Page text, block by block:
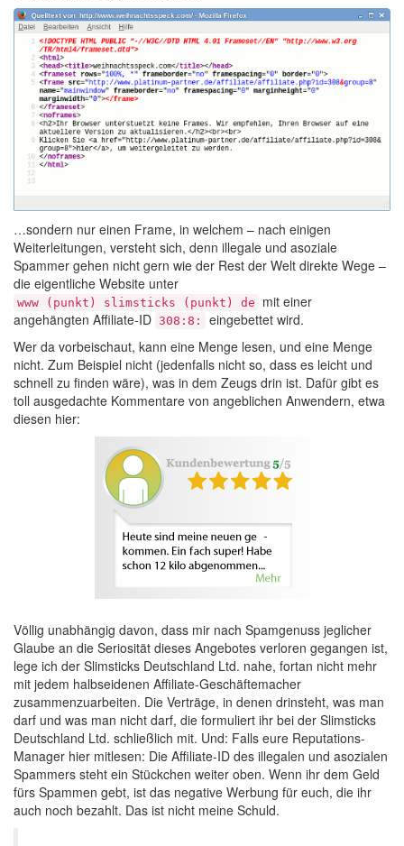
…sondern nur einen Frame, in welchem – nach einigen
Weiterleitungen, versteht sich, denn illegale und asoziale
Spammer gehen nicht gern wie der Rest der Welt direkte Wege –
die eigentliche Website unter
www (punkt) slimsticks (punkt) de
mit einer
angehängten Affiliate-ID 308:8:
eingebettet wird.
Wer da vorbeischaut, kann eine Menge lesen, und eine Menge
nicht. Zum Beispiel nicht (jedenfalls nicht so, dass es leicht und
schnell zu finden wäre), was in dem Zeugs drin ist. Dafür gibt es
toll ausgedachte Kommentare von angeblichen Anwendern, etwa
diesen hier:
Völlig unabhängig davon, dass mir nach Spamgenuss jeglicher
Glaube an die Seriosität dieses Angebotes verloren gegangen ist,
lege ich der Slimsticks Deutschland Ltd. nahe, fortan nicht mehr
mit jedem halbseidenen Affiliate-Geschäftemacher
zusammenzuarbeiten. Die Verträge, in denen drinsteht, was man
darf und was man nicht darf, die formuliert ihr bei der Slimsticks
Deutschland Ltd. schließlich mit. Und: Falls eure Reputations-
Manager hier mitlesen: Die Affiliate-ID des illegalen und asozialen
Spammers steht ein Stückchen weiter oben. Wenn ihr dem Geld
fürs Spammen gebt, ist das negative Werbung für euch, die ihr
auch noch bezahlt. Das ist nicht meine Schuld.